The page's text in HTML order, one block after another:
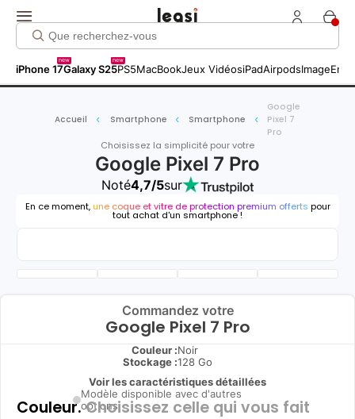
iPhone 17
new
Galaxy S25
new
PS5MacBookJeux VidéosiPadAirpodsImage
Accueil Smartphone Smartphone
Google
Pixel 7
Pro
Choisissez la simplicité pour votre
Google Pixel 7 Pro
Noté4,7/5sur
En ce moment, une coque et vitre de protection premium offerts pour
tout achat d'un smartphone !
Commandez votre
Google Pixel 7 Pro
Couleur :Noir
Stockage :128 Go
Voir les caractéristiques détaillées
Modèle disponible avec d'autres
options
Couleur.Choisissez celle qui vous fait